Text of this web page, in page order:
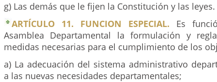
g) Las demás que le fijen la Constitución y las leyes.
ARTÍCULO 11. FUNCION ESPECIAL. Es
Asamblea Departamental la formulación y
medidas necesarias para el cumplimiento de los
a) La adecuación del sistema administrativo
a las nuevas necesidades departamentales;